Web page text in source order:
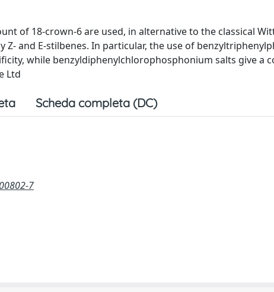
of 18-crown-6 are used, in alternative to the classical
Z- and E-stilbenes. In particular, the use of
while benzyldiphenylchlorophosphonium salts give a
Ltd
Scheda completa (DC)
7